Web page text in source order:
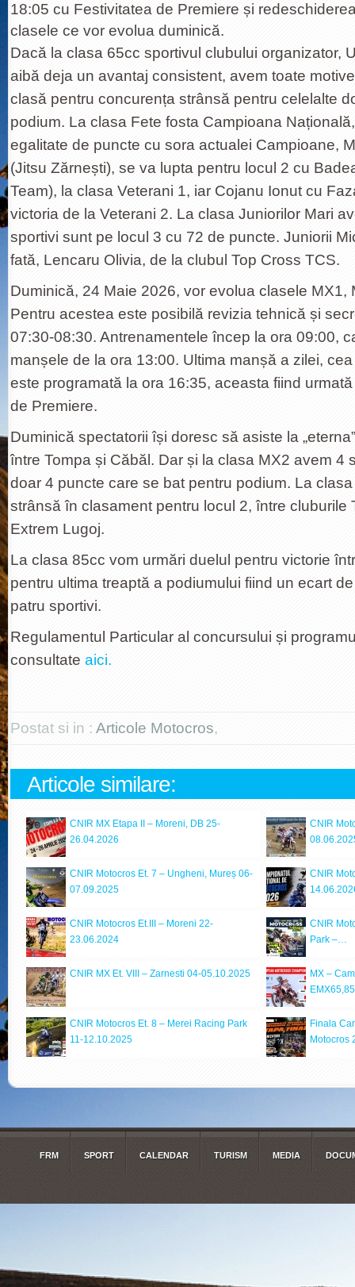
18:05 cu Festivitatea de Premiere și
clasele ce vor evolua duminică.
Dacă la clasa 65cc sportivul clubului organizator,
aibă deja un avantaj consistent, avem toate
clasă pentru concurența strânsă pentru celelalte
podium. La clasa Fete fosta Campioana
egalitate de puncte cu sora actualei Campioane,
(Jitsu Zărnești), se va lupta pentru locul 2 cu
Team), la clasa Veterani 1, iar Cojanu Ionut cu
victoria de la Veterani 2. La clasa Juniorilor Mari
sportivi sunt pe locul 3 cu 72 de puncte. Juniorii
fată, Lencaru Olivia, de la clubul Top Cross TCS.
Duminică, 24 Maie 2026, vor evolua clasele MX1,
Pentru acestea este posibilă revizia tehnică și
07:30-08:30. Antrenamentele încep la ora 09:00,
manșele de la ora 13:00. Ultima manșă a zilei,
este programată la ora 16:35, aceasta fiind
de Premiere.
Duminică spectatorii își doresc să asiste la
între Tompa și Căbăl. Dar și la clasa MX2 avem 4
doar 4 puncte care se bat pentru podium. La
strânsă în clasament pentru locul 2, între cluburile
Extrem Lugoj.
La clasa 85cc vom urmări duelul pentru victorie
pentru ultima treaptă a podiumului fiind un ecart
patru sportivi.
Regulamentul Particular al concursului și
consultate aici.
Postat si in : Articole Motocros,
Articole similare:
CNIR MX Etapa II – Moreni, DB 25-
26.04.2026
CNIR
CNIR Motocros Et. 7 – Ungheni, Mureș 06-
07.09.2025
CNIR
CNIR Motocros Et.III – Moreni 22-
23.06.2024
CNIR
Park –…
CNIR MX Et. VIII – Zarnesti 04-05.10.2025
MX –
CNIR Motocros Et. 8 – Merei Racing Park
11-12.10.2025
Finala
Motocros
FRM SPORT CALENDAR TURISM MEDIA